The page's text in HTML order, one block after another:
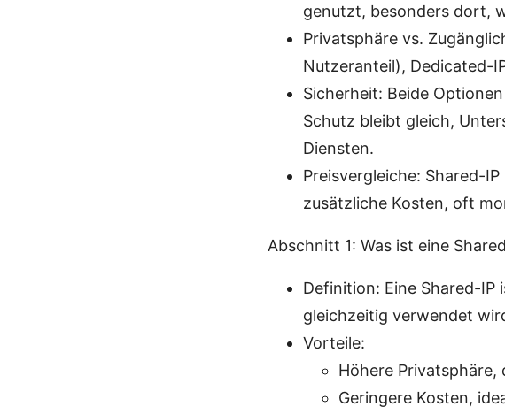
genutzt, besonders dort,
Privatsphäre vs.
Nutzeranteil), Dedicated-
Sicherheit: Beide
Schutz bleibt gleich,
Diensten.
Preisvergleiche: Shared-
zusätzliche Kosten, oft
Abschnitt 1: Was ist eine
Definition: Eine Shared-
gleichzeitig verwendet
Vorteile:
Höhere Privatsphäre,
Geringere Kosten,